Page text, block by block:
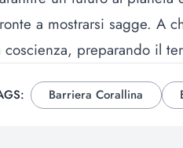
a mostrarsi sagge. A
coscienza, preparando il
Barriera Corallina